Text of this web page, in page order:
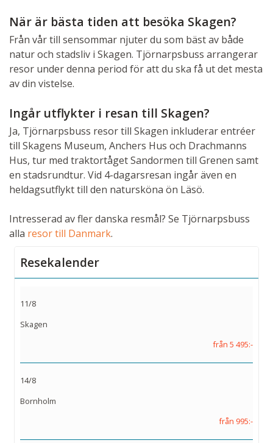
När är bästa tiden att besöka Skagen?
Från vår till sensommar njuter du som bäst av både
natur och stadsliv i Skagen. Tjörnarpsbuss arrangerar
resor under denna period för att du ska få ut det mesta
av din vistelse.
Ingår utflykter i resan till Skagen?
Ja, Tjörnarpsbuss resor till Skagen inkluderar entréer
till Skagens Museum, Anchers Hus och Drachmanns
Hus, tur med traktortåget Sandormen till Grenen samt
en stadsrundtur. Vid 4-dagarsresan ingår även en
heldagsutflykt till den natursköna ön Läsö.
Intresserad av fler danska resmål? Se Tjörnarpsbuss
alla resor till Danmark.
Resekalender
11/8
Skagen
från 5 495:-
14/8
Bornholm
från 995:-